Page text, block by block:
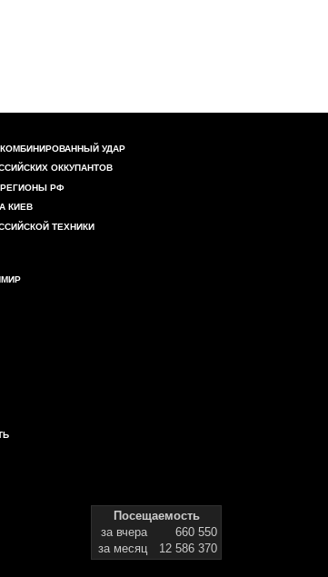
УДАР
ОККУПАНТОВ
РЕГИОНЫ РФ
КИЕВ
ТЕХНИКИ
Посещаемость
за вчера
660 550
за месяц
12 586 370